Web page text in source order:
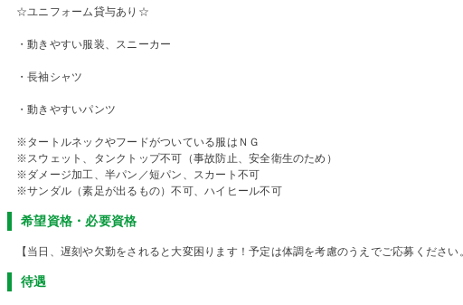
☆ユニフォーム貸与あり☆
・動きやすい服装、スニーカー
・長袖シャツ
・動きやすいパンツ
※タートルネックやフードがついている服はＮＧ
※スウェット、タンクトップ不可（事故防止、安全衛生のため）
※ダメージ加工、半パン／短パン、スカート不可
※サンダル（素足が出るもの）不可、ハイヒール不可
希望資格・必要資格
【当日、遅刻や欠勤をされると大変困ります！予定は体調を考慮のうえでご応募ください
待遇